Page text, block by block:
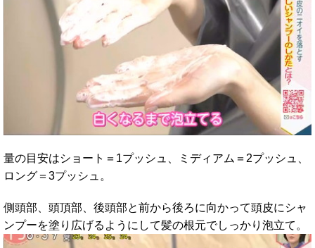
量の目安はショート＝1プッシュ、ミディアム＝2プッシュ、
ロング＝3プッシュ。
側頭部、頭頂部、後頭部と前から後ろに向かって頭皮にシャ
ンプーを塗り広げるようにして髪の根元でしっかり泡立て。